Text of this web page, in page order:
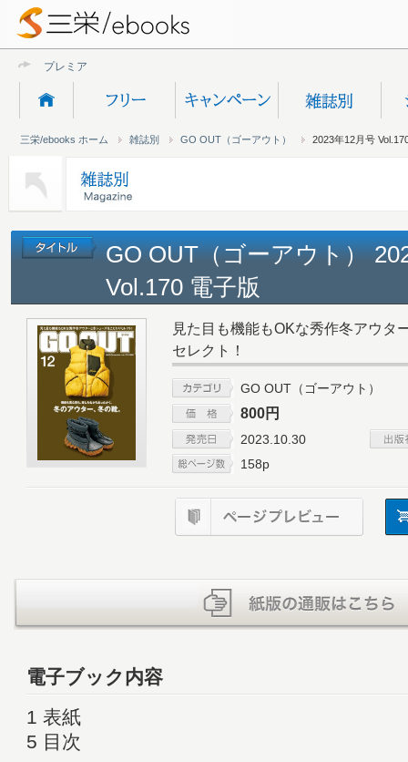
プレミアムオ
三栄/ebooks ホーム 雑誌別 GO OUT（ゴーアウト） 2023年12月号
GO OUT（ゴーアウト）
Vol.170 電子版
見た目も機能もOKな秀作冬アウタ
セレクト！
GO OUT（ゴーアウト）
800円
2023.10.30
158p
電子ブック内容
1 表紙
5 目次